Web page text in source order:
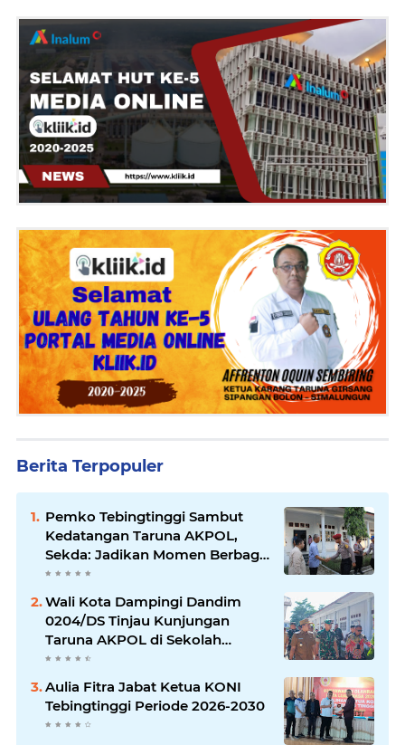
Berita Terpopuler
Pemko Tebingtinggi Sambut
Kedatangan Taruna AKPOL,
Sekda: Jadikan Momen Berbagi
Ilmu
Wali Kota Dampingi Dandim
0204/DS Tinjau Kunjungan
Taruna AKPOL di Sekolah
Rakyat Tebingtinggi
Aulia Fitra Jabat Ketua KONI
Tebingtinggi Periode 2026-2030